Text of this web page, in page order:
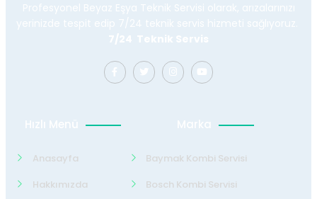
Profesyonel Beyaz Eşya Teknik Servisi olarak, arızalarınızı
yerinizde tespit edip 7/24 teknik servis hizmeti sağlıyoruz.
7/24 Teknik Servis
Hızlı Menü
Anasayfa
Hakkımızda
Marka
Baymak Kombi Servisi
Bosch Kombi Servisi